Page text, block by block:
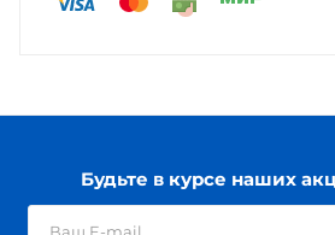
Будьте в курсе наших